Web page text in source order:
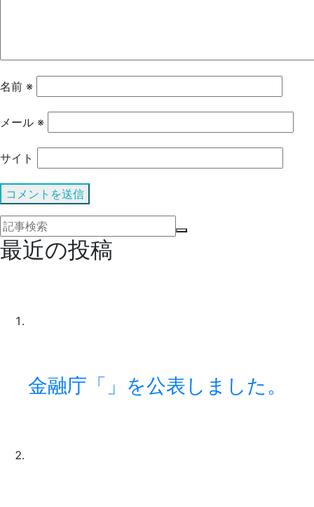
名前 ※
メール ※
サイト
最近の投稿
金融庁「」を公表しました。